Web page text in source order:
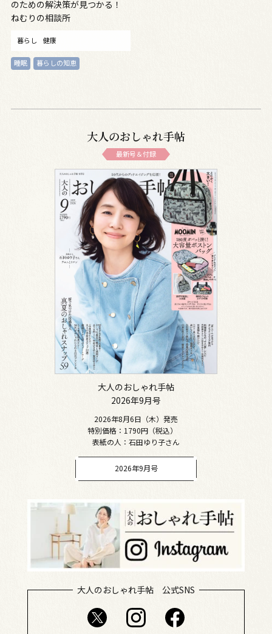
のための解決策が見つかる！
ねむりの相談所
暮らし 健康
睡眠 暮らしの知恵
大人のおしゃれ手帖
最新号＆付録
大人のおしゃれ手帖
2026年9月号
2026年8月6日（木）発売
特別価格：1790円（税込）
表紙の人：石田ゆり子さん
2026年9月号
大人のおしゃれ手帖 公式SNS